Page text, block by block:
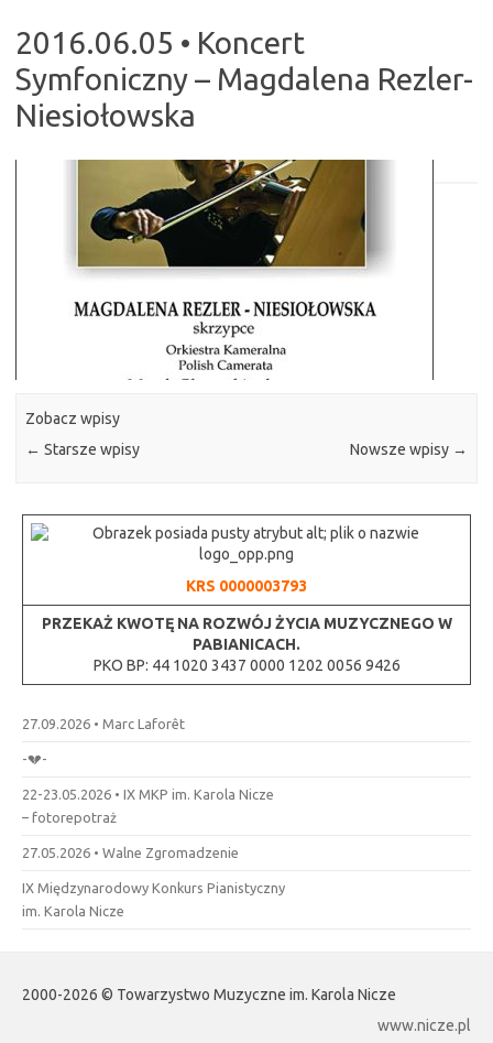
2016.06.05 • Koncert
Symfoniczny – Magdalena Rezler-
Niesiołowska
Zobacz wpisy
← Starsze wpisy Nowsze wpisy →
KRS 0000003793
PRZEKAŻ KWOTĘ NA ROZWÓJ ŻYCIA MUZYCZNEGO W
PABIANICACH.
PKO BP: 44 1020 3437 0000 1202 0056 9426
27.09.2026 • Marc Laforêt
-💔-
22-23.05.2026 • IX MKP im. Karola Nicze
– fotorepotraż
27.05.2026 • Walne Zgromadzenie
IX Międzynarodowy Konkurs Pianistyczny
im. Karola Nicze
2000-2026 © Towarzystwo Muzyczne im. Karola Nicze
www.nicze.pl